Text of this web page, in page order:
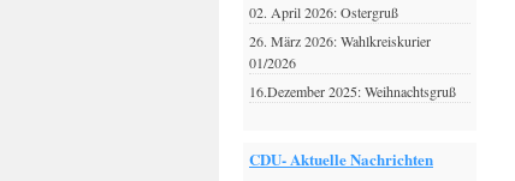
02. April 2026: Ostergruß
26. März 2026: Wahlkreiskurier
01/2026
16.Dezember 2025: Weihnachtsgruß
CDU- Aktuelle Nachrichten